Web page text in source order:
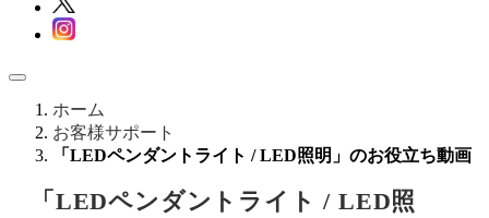
ホーム
お客様サポート
「LEDペンダントライト / LED照明」のお役立ち動画
「LEDペンダントライト / LED照